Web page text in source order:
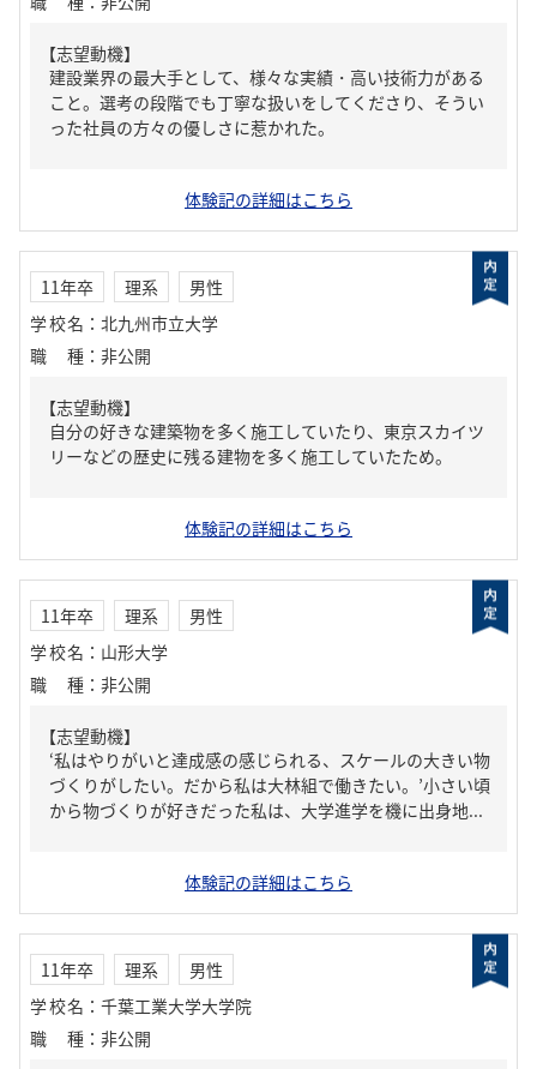
【志望動機】
建設業界の最大手として、様々な実績・高い技術力がある
こと。選考の段階でも丁寧な扱いをしてくださり、そうい
った社員の方々の優しさに惹かれた。
体験記の詳細はこちら
11年卒 理系
男性
学校名 ： 北九州市立大学
職種 ： 非公開
【志望動機】
自分の好きな建築物を多く施工していたり、東京スカイツ
リーなどの歴史に残る建物を多く施工していたため。
体験記の詳細はこちら
11年卒 理系
男性
学校名 ： 山形大学
職種 ： 非公開
【志望動機】
‘私はやりがいと達成感の感じられる、スケールの大きい物
づくりがしたい。だから私は大林組で働きたい。’小さい頃
から物づくりが好きだった私は、大学進学を機に出身地...
体験記の詳細はこちら
11年卒 理系
男性
学校名 ： 千葉工業大学大学院
職種 ： 非公開